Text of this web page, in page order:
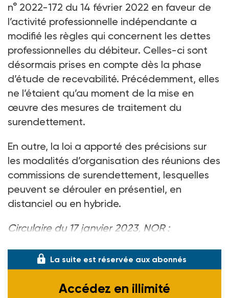
n° 2022-172 du 14 février 2022 en faveur de
l’activité professionnelle indépendante a
modifié les règles qui concernent les dettes
professionnelles du débiteur. Celles-ci sont
dé­sormais prises en compte dès la phase
d’étude de recevabilité. Précédemment, elles
ne l’étaient qu’au moment de la mise en
œuvre des mesures de traitement du
surendettement.
En outre, la loi a apporté des précisions sur
les modalités d’organisation des réunions des
commissions de surendettement, lesquelles
peuvent se dérouler en présentiel, en
distanciel ou en hybride.
Circulaire du 17 janvier 2023, NOR :
La suite est réservée aux abonnés
Accédez en illimité